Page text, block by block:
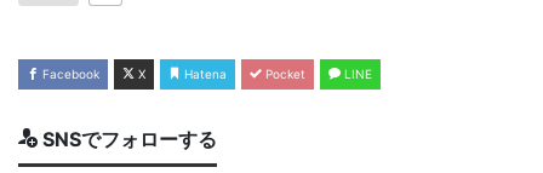
Facebook X Hatena Pocket LINE
SNSでフォローする